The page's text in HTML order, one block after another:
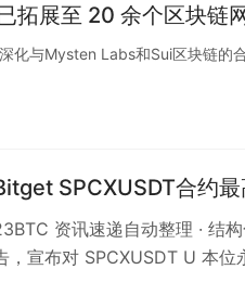
拓展至 20 余个区块链网
化与Mysten Labs和Sui区块链的
SPCXUSDT合约
资讯速递自动整理 · 结
，宣布对 SPCXUSDT U 本